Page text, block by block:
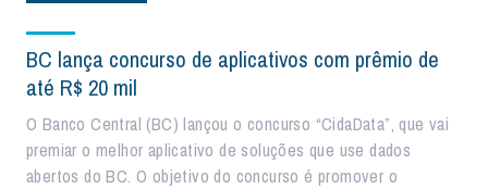
BC lança concurso de aplicativos com prêmio de
até R$ 20 mil
O Banco Central (BC) lançou o concurso “CidaData”, que vai
premiar o melhor aplicativo de soluções que use dados
abertos do BC. O objetivo do concurso é promover o